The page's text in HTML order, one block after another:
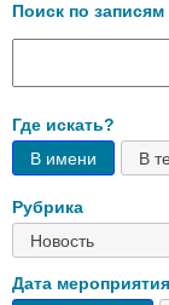
Поиск по записям
Где искать?
В имени
В
Рубрика
Новость
Дата мероприятия